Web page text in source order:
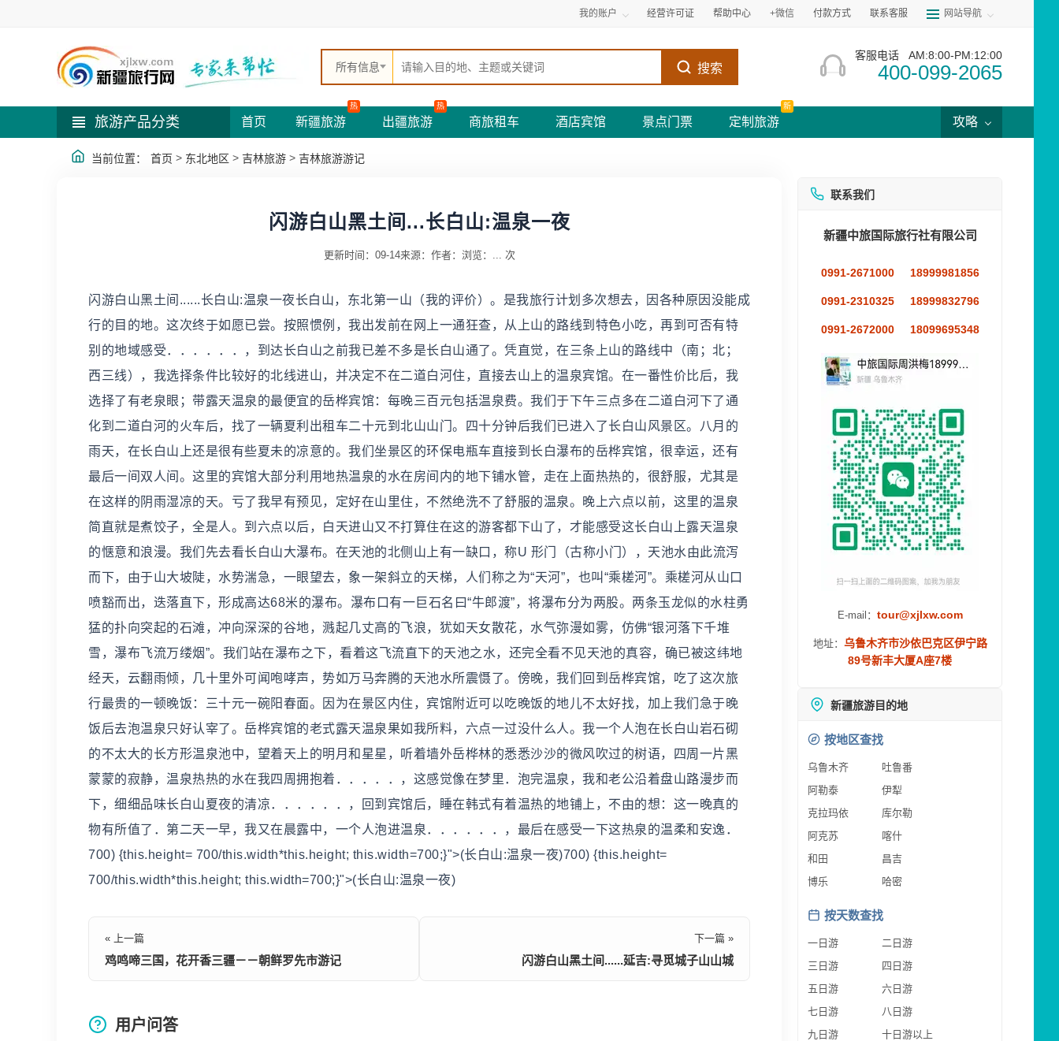
我的账户 经营许可证 帮助中心 +微信 付款方式 联系客服 网站导航
所有信息 搜索
客服电话 AM:8:00-PM:12:00
400-099-2065
旅游产品分类 首页 新疆旅游
热
出疆旅游
热
商旅租车 酒店宾馆 景点门票 定制旅游
新
攻略
当前位置： 首页 > 东北地区 > 吉林旅游 > 吉林旅游游记
闪游白山黑土间...长白山:温泉一夜
更新时间：09-14来源： 作者： 浏览： ... 次
闪游白山黑土间......长白山:温泉一夜长白山，东北第一山（我的评价）。是我旅行计划多次想去，因各种原因没能成
行的目的地。这次终于如愿已尝。按照惯例，我出发前在网上一通狂查，从上山的路线到特色小吃，再到可否有特
别的地域感受．．．．．．，到达长白山之前我已差不多是长白山通了。凭直觉，在三条上山的路线中（南；北；
西三线），我选择条件比较好的北线进山，并决定不在二道白河住，直接去山上的温泉宾馆。在一番性价比后，我
选择了有老泉眼；带露天温泉的最便宜的岳桦宾馆：每晚三百元包括温泉费。我们于下午三点多在二道白河下了通
化到二道白河的火车后，找了一辆夏利出租车二十元到北山山门。四十分钟后我们已进入了长白山风景区。八月的
雨天，在长白山上还是很有些夏未的凉意的。我们坐景区的环保电瓶车直接到长白瀑布的岳桦宾馆，很幸运，还有
最后一间双人间。这里的宾馆大部分利用地热温泉的水在房间内的地下铺水管，走在上面热热的，很舒服，尤其是
在这样的阴雨湿凉的天。亏了我早有预见，定好在山里住，不然绝洗不了舒服的温泉。晚上六点以前，这里的温泉
简直就是煮饺子，全是人。到六点以后，白天进山又不打算住在这的游客都下山了，才能感受这长白山上露天温泉
的惬意和浪漫。我们先去看长白山大瀑布。在天池的北侧山上有一缺口，称U 形门（古称小门），天池水由此流泻
而下，由于山大坡陡，水势湍急，一眼望去，象一架斜立的天梯，人们称之为“天河”，也叫“乘槎河”。乘槎河从山口
喷豁而出，迭落直下，形成高达68米的瀑布。瀑布口有一巨石名曰“牛郎渡”，将瀑布分为两股。两条玉龙似的水柱勇
猛的扑向突起的石滩，冲向深深的谷地，溅起几丈高的飞浪，犹如天女散花，水气弥漫如雾，仿佛“银河落下千堆
雪，瀑布飞流万缕烟”。我们站在瀑布之下，看着这飞流直下的天池之水，还完全看不见天池的真容，确已被这纬地
经天，云翻雨倾，几十里外可闻咆哮声，势如万马奔腾的天池水所震慑了。傍晚，我们回到岳桦宾馆，吃了这次旅
行最贵的一顿晚饭：三十元一碗阳春面。因为在景区内住，宾馆附近可以吃晚饭的地儿不太好找，加上我们急于晚
饭后去泡温泉只好认宰了。岳桦宾馆的老式露天温泉果如我所料，六点一过没什么人。我一个人泡在长白山岩石砌
的不太大的长方形温泉池中，望着天上的明月和星星，听着墙外岳桦林的悉悉沙沙的微风吹过的树语，四周一片黑
蒙蒙的寂静，温泉热热的水在我四周拥抱着．．．．．，这感觉像在梦里．泡完温泉，我和老公沿着盘山路漫步而
下，细细品味长白山夏夜的清凉．．．．．．，回到宾馆后，睡在韩式有着温热的地铺上，不由的想：这一晚真的
物有所值了．第二天一早，我又在晨露中，一个人泡进温泉．．．．．．，最后在感受一下这热泉的温柔和安逸．
700) {this.height= 700/this.width*this.height; this.width=700;}">(长白山:温泉一夜)700) {this.height=
700/this.width*this.height; this.width=700;}">(长白山:温泉一夜)
« 上一篇
鸡鸣啼三国，花开香三疆－－朝鲜罗先市游记
下一篇 »
闪游白山黑土间......延吉:寻觅城子山山城
用户问答
联系我们
新疆中旅国际旅行社有限公司
0991-2671000 18999981856
0991-2310325 18999832796
0991-2672000 18099695348
E-mail： tour@xjlxw.com
地址： 乌鲁木齐市沙依巴克区伊宁路
89号新丰大厦A座7楼
新疆旅游目的地
按地区查找
乌鲁木齐
吐鲁番
阿勒泰
伊犁
克拉玛依
库尔勒
阿克苏
喀什
和田
昌吉
博乐
哈密
按天数查找
一日游
二日游
三日游
四日游
五日游
六日游
七日游
八日游
九日游
十日游以上